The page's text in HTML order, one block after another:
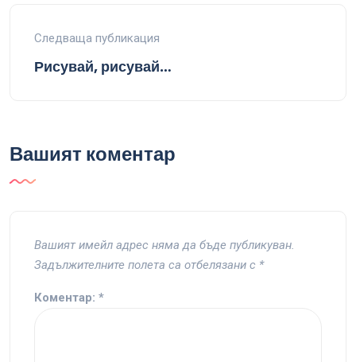
Следваща публикация
Рисувай, рисувай…
Вашият коментар
Вашият имейл адрес няма да бъде публикуван.
Задължителните полета са отбелязани с *
Коментар: *